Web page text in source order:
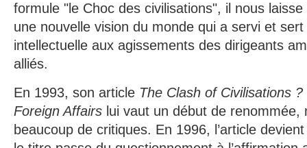
formule "le Choc des civilisations", il nous
une nouvelle vision du monde qui a servi et
intellectuelle aux agissements des dirigeants
alliés.
En 1993, son article The Clash of Civilisations ?
Foreign Affairs lui vaut un début de renommée,
beaucoup de critiques. En 1996, l’article